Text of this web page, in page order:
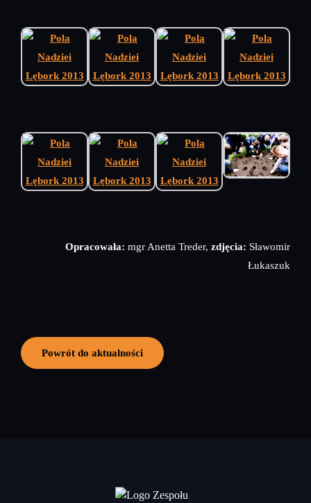
Opracowała: mgr Anetta Treder, zdjęcia: Sławomir
Łukaszuk
Powrót do aktualności